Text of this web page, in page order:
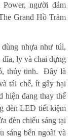
người đảm
Grand Hồ Tràm
nhựa như túi,
dĩa, ly và chai đựng
thủy tinh. Đây là
tái chế, ít gây hại
hiện đang thay thế
đèn LED tiết kiệm
đèn chiếu sáng tại
sáng bên ngoài và